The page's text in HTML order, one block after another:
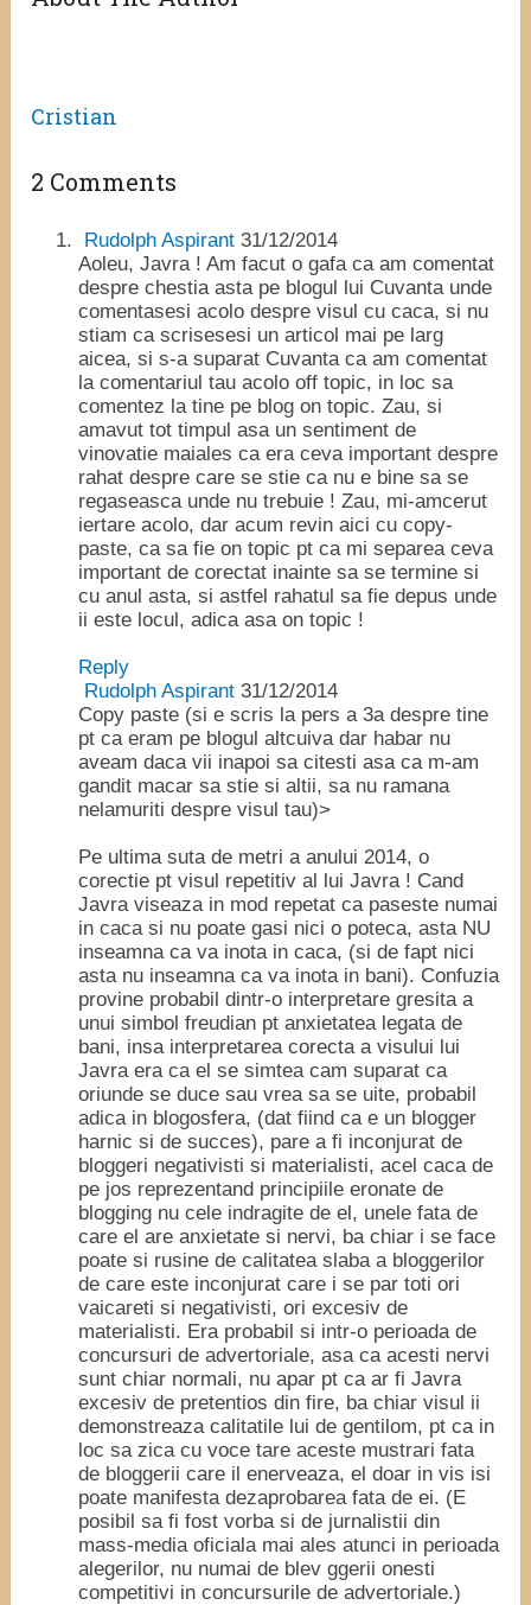
Cristian
2 Comments
Rudolph Aspirant 31/12/2014
Aoleu, Javra ! Am facut o gafa ca am comentat
despre chestia asta pe blogul lui Cuvanta unde
comentasesi acolo despre visul cu caca, si nu
stiam ca scrisesesi un articol mai pe larg
aicea, si s-a suparat Cuvanta ca am comentat
la comentariul tau acolo off topic, in loc sa
comentez la tine pe blog on topic. Zau, si
amavut tot timpul asa un sentiment de
vinovatie maiales ca era ceva important despre
rahat despre care se stie ca nu e bine sa se
regaseasca unde nu trebuie ! Zau, mi-amcerut
iertare acolo, dar acum revin aici cu copy-
paste, ca sa fie on topic pt ca mi separea ceva
important de corectat inainte sa se termine si
cu anul asta, si astfel rahatul sa fie depus unde
ii este locul, adica asa on topic !
Reply
Rudolph Aspirant 31/12/2014
Copy paste (si e scris la pers a 3a despre tine
pt ca eram pe blogul altcuiva dar habar nu
aveam daca vii inapoi sa citesti asa ca m-am
gandit macar sa stie si altii, sa nu ramana
nelamuriti despre visul tau)>
Pe ultima suta de metri a anului 2014, o
corectie pt visul repetitiv al lui Javra ! Cand
Javra viseaza in mod repetat ca paseste numai
in caca si nu poate gasi nici o poteca, asta NU
inseamna ca va inota in caca, (si de fapt nici
asta nu inseamna ca va inota in bani). Confuzia
provine probabil dintr-o interpretare gresita a
unui simbol freudian pt anxietatea legata de
bani, insa interpretarea corecta a visului lui
Javra era ca el se simtea cam suparat ca
oriunde se duce sau vrea sa se uite, probabil
adica in blogosfera, (dat fiind ca e un blogger
harnic si de succes), pare a fi inconjurat de
bloggeri negativisti si materialisti, acel caca de
pe jos reprezentand principiile eronate de
blogging nu cele indragite de el, unele fata de
care el are anxietate si nervi, ba chiar i se face
poate si rusine de calitatea slaba a bloggerilor
de care este inconjurat care i se par toti ori
vaicareti si negativisti, ori excesiv de
materialisti. Era probabil si intr-o perioada de
concursuri de advertoriale, asa ca acesti nervi
sunt chiar normali, nu apar pt ca ar fi Javra
excesiv de pretentios din fire, ba chiar visul ii
demonstreaza calitatile lui de gentilom, pt ca in
loc sa zica cu voce tare aceste mustrari fata
de bloggerii care il enerveaza, el doar in vis isi
poate manifesta dezaprobarea fata de ei. (E
posibil sa fi fost vorba si de jurnalistii din
mass-media oficiala mai ales atunci in perioada
alegerilor, nu numai de blev ggerii onesti
competitivi in concursurile de advertoriale.)